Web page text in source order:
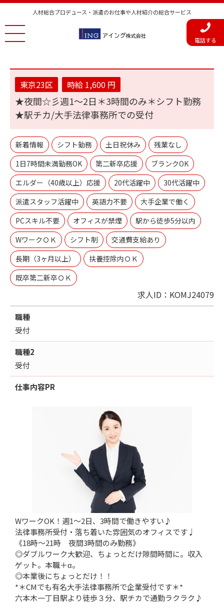
人材総合プロデュース・派遣のお仕事や人材紹介の総合サービス
電話する
東京23区 時給 1,600 円
★夜間☆彡週1〜2日＊3時間のみ＊シフト勤務
★駅チカ/大手法律事務所での受付
新着情報 シフト勤務 土日祝休み
残業なし
1日7時間未満勤務OK
第二新卒応援
ブランクOK
エルダー（40歳以上）応援
20代活躍中
30代活躍中
派遣スタッフ活躍中
英語力不要
大手企業で働く
PCスキル不要
オフィスが禁煙
駅から徒歩5分以内
WワークＯＫ
シフト制
交通費支給あり
長期（3ヶ月以上）
扶養控除内ＯＫ
既卒第二新卒ＯＫ
求人ID：KOMJ24079
職種
受付
職種2
受付
仕事内容PR
WワークOK！週1～2日、3時間で働きやすい♪
法律事務所受付・落ち着いた雰囲気のオフィスです♩
《18時～21時 夜間3時間のみ勤務》
◎ダブルワーク大歓迎、ちょっとだけ隙間時間に。収入
ゲット。本職＋α。
◎本業後にちょっとだけ！！
*＊CMでも有名大手法律事務所で企業受付です＊*
六本木一丁目駅より徒歩３分、駅チカで通勤ラクラク♪